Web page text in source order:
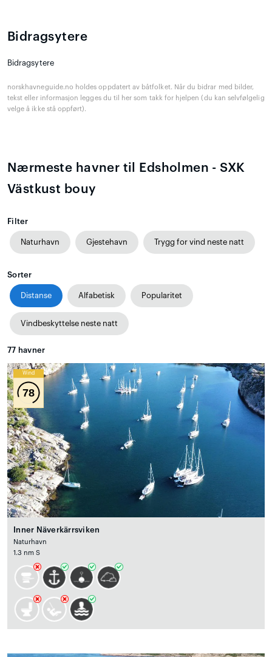
Bidragsytere
Bidragsytere
norskhavneguide.no holdes oppdatert av båtfolket. Når du bidrar med bilder,
tekst eller informasjon legges du til her som takk for hjelpen (du kan selvfølgelig
velge å ikke stå oppført).
Nærmeste havner til Edsholmen - SXK
Västkust bouy
Filter
Naturhavn Gjestehavn Trygg for vind neste natt
Sorter
Distanse Alfabetisk Popularitet
Vindbeskyttelse neste natt
77 havner
Wind
78
Inner Näverkärrsviken
Naturhavn
1.3 nm S